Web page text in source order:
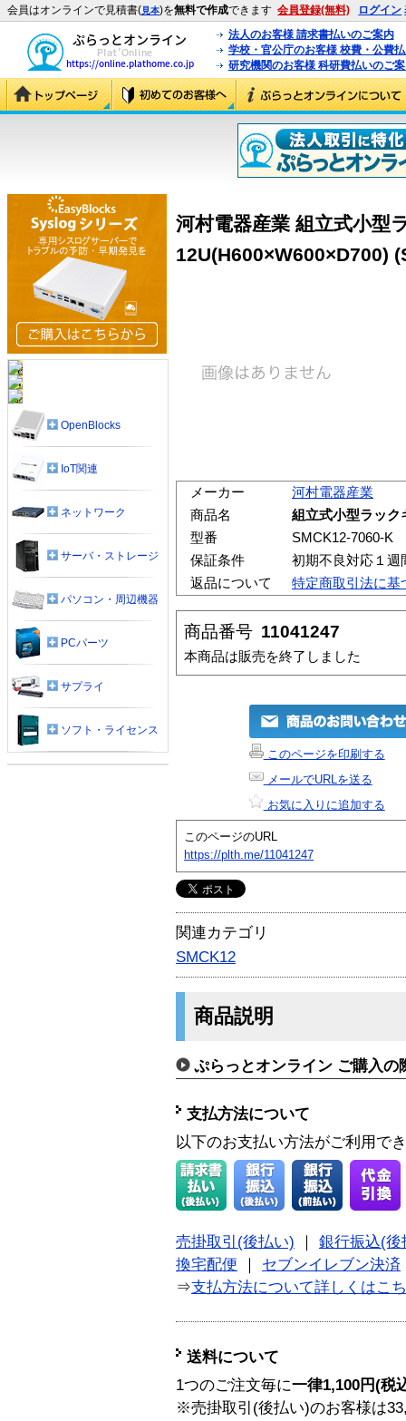
会員はオンラインで見積書(見本)を無料で作成できます 会員登録(無料) ログイン
法人のお客様 請求書払いのご案内
学校・官公庁のお客様 校費・公費
研究機関のお客様 科研費払いのご
河村電器産業 組立式小型
12U(H600×W600×D700)
メーカー
河村電器産業
商品名
組立式小型ラック
型番
SMCK12-7060-K
保証条件
初期不良対応１週
返品について
特定商取引法に基
商品番号 11041247
本商品は販売を終了しました
このページを印刷する
メールでURLを送る
お気に入りに追加する
このページのURL
https://plth.me/11041247
関連カテゴリ
SMCK12
商品説明
ぷらっとオンライン ご購入の
支払方法について
以下のお支払い方法がご利用で
売掛取引(後払い)
銀行振込(後
換宅配便
セブンイレブン決済
⇒支払方法について詳しくはこ
送料について
1つのご注文毎に一律1,100円(税
※売掛取引(後払い)のお客様は
OpenBlocks
IoT関連
ネットワーク
サーバ・ストレージ
パソコン・周辺機器
PCパーツ
サプライ
ソフト・ライセンス